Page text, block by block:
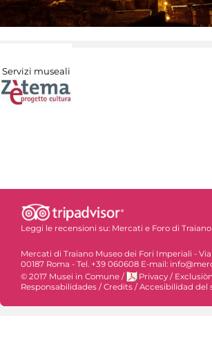
Servizi museali
Leggi le recensioni su: Mercati e Foro di Traiano
Mercati di Traiano Museo dei Fori Imperiali -
00187 Roma - Tel. +39 060608 E-mail:
© 2017 Musei in Comune / Privacy /
Responsabilidades / Credits / Accesibilidad del